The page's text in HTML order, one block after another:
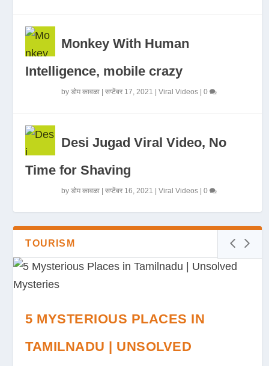
Monkey With Human
Intelligence, mobile crazy
byडोम कावळा |सप्टेंबर 17, 2021 |Viral Videos |0
Desi Jugad Viral Video, No
Time for Shaving
byडोम कावळा |सप्टेंबर 16, 2021 |Viral Videos |0
TOURISM
5 MYSTERIOUS PLACES IN
TAMILNADU | UNSOLVED